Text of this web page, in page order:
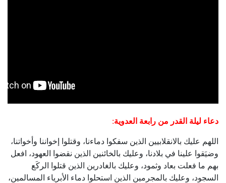
دعاء ‫‏ليلة القدر‬ من ‫رابعة‬ العدوية:
اللهم عليك بالانقلابيين الذين سفكوا دماءنا، وقتلوا إخواننا وأخواتنا،
وضيَقوا علينا في بلادنا، وعليك بالخائنين الذين نقضوا العهود، افعل
بهم ما فعلت بعاد وثمود، وعليك بالغادرين الذين قتلوا الركَع
السجود، وعليك بالمجرمين الذين استحلوا دماء الأبرياء المسالمين،